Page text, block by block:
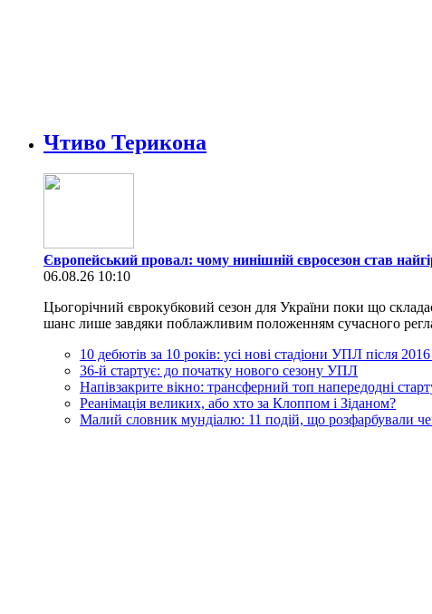
Чтиво Терикона
Європейський провал: чому нинішній євросезон став
06.08.26 10:10
Цьогорічний єврокубковий сезон для України поки що
шанс лише завдяки поблажливим положенням сучасного
10 дебютів за 10 років: усі нові стадіони УПЛ після
36-й стартує: до початку нового сезону УПЛ
Напівзакрите вікно: трансферний топ напередодні
Реанімація великих, або хто за Клоппом і Зіданом?
Малий словник мундіалю: 11 подій, що розфарбували